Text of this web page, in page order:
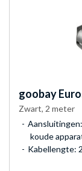
goobay
Zwart, 2 meter
koude
Kabellengte: